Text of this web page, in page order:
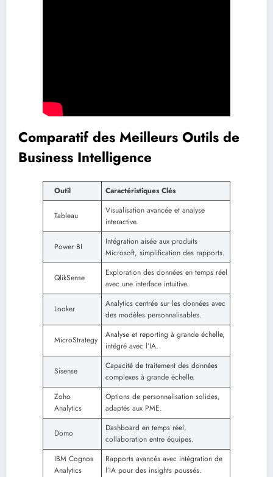
Comparatif des Meilleurs Outils de
Business Intelligence
Outil Caractéristiques Clés
Tableau
Visualisation avancée et analyse
interactive.
Power BI
Intégration aisée aux produits
Microsoft, simplification des rapports.
QlikSense
Exploration des données en temps réel
avec une interface intuitive.
Looker
Analytics centrée sur les données avec
des modèles personnalisables.
MicroStrategy
Analyse et reporting à grande échelle,
intégré avec l’IA.
Sisense
Capacité de traitement des données
complexes à grande échelle.
Zoho
Analytics
Options de personnalisation solides,
adaptés aux PME.
Domo
Dashboard en temps réel,
collaboration entre équipes.
IBM Cognos
Analytics
Rapports avancés avec intégration de
l’IA pour des insights poussés.